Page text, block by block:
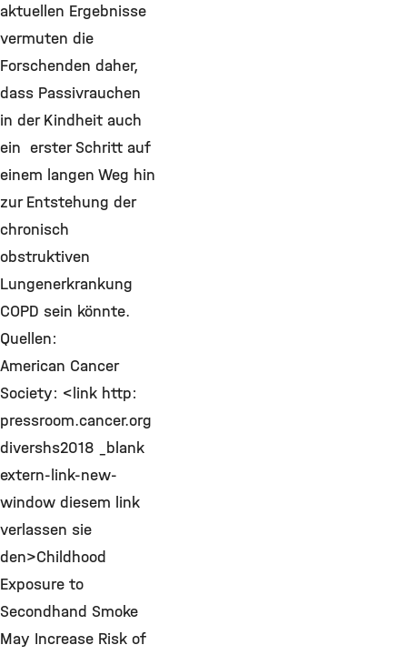
aktuellen Ergebnisse
vermuten die
Forschenden daher,
dass Passivrauchen
in der Kindheit auch
ein erster Schritt auf
einem langen Weg hin
zur Entstehung der
chronisch
obstruktiven
Lungenerkrankung
COPD sein könnte.
Quellen:
American Cancer
Society: <link http:
pressroom.cancer.org
divershs2018 _blank
extern-link-new-
window diesem link
verlassen sie
den>Childhood
Exposure to
Secondhand Smoke
May Increase Risk of